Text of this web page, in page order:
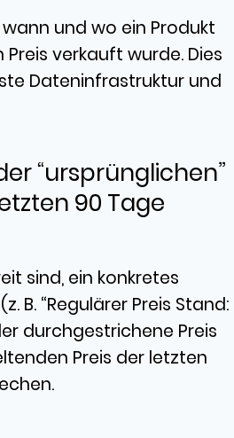
und wo ein Produkt
verkauft wurde. Dies
Dateninfrastruktur und
“ursprünglichen”
90 Tage
sind, ein konkretes
B. “Regulärer Preis Stand:
durchgestrichene Preis
Preis der letzten